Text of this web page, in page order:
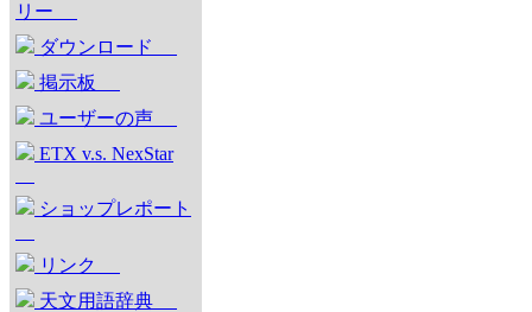
リー
ダウンロード
掲示板
ユーザーの声
ETX v.s. NexStar
ショップレポート
リンク
天文用語辞典